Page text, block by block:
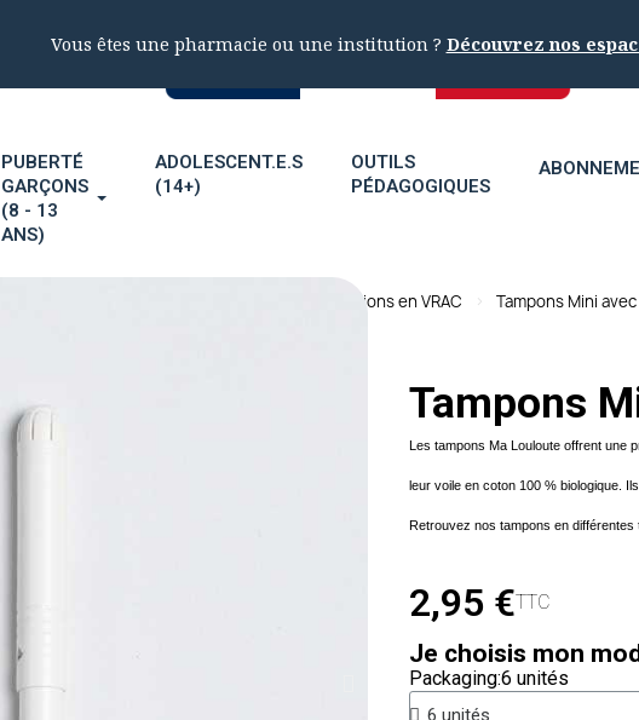
Vous êtes une pharmacie ou une institution ? Découvrez nos
PUBERTÉ
GARÇONS
(8 - 13
ANS)
ADOLESCENT.E.S
(14+)
OUTILS
PÉDAGOGIQUES
Les protections en VRAC Tampons Mini
Tampons
Les tampons Ma Louloute offrent une
leur voile en coton 100 % biologique.
Retrouvez nos tampons en
2,95 €TTC
Je choisis mon
Packaging6 unités